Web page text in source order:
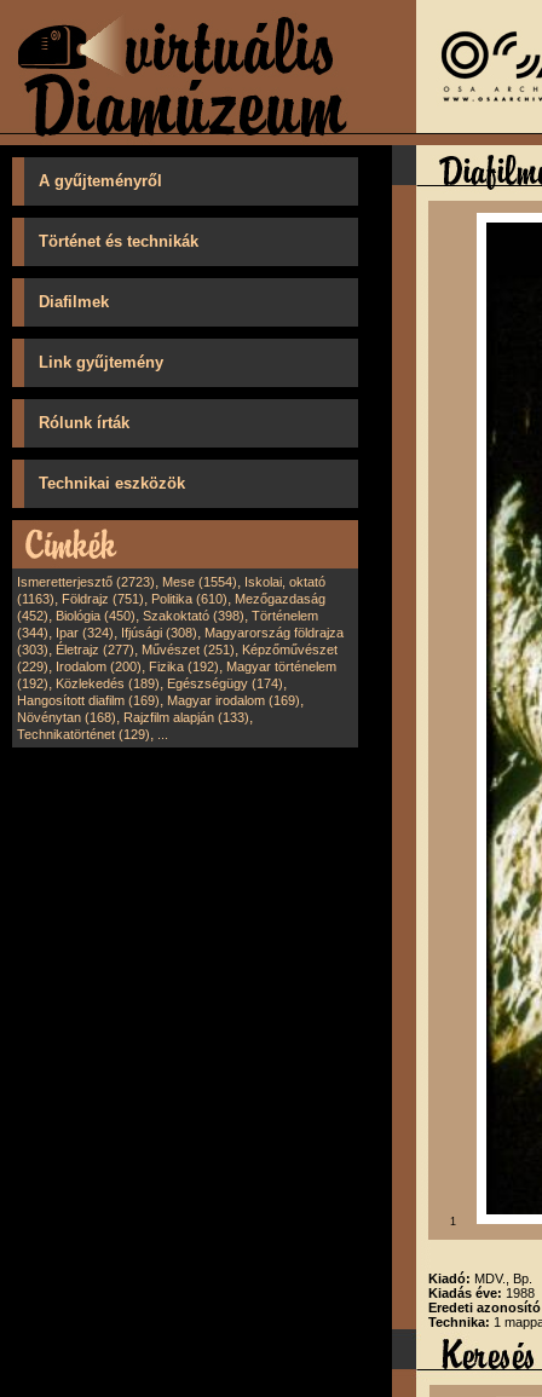
A gyűjteményről
Történet és technikák
Diafilmek
Link gyűjtemény
Rólunk írták
Technikai eszközök
Ismeretterjesztő (2723), Mese (1554), Iskolai, oktató
(1163), Földrajz (751), Politika (610), Mezőgazdaság
(452), Biológia (450), Szakoktató (398), Történelem
(344), Ipar (324), Ifjúsági (308), Magyarország földrajza
(303), Életrajz (277), Művészet (251), Képzőművészet
(229), Irodalom (200), Fizika (192), Magyar történelem
(192), Közlekedés (189), Egészségügy (174),
Hangosított diafilm (169), Magyar irodalom (169),
Növénytan (168), Rajzfilm alapján (133),
Technikatörténet (129),
1
Kiadó: MDV., Bp.
Kiadás éve: 1988
Eredeti
Technika: 1